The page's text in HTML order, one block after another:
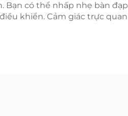
có thể nhấp nhẹ bàn
khiển. Cảm giác trực